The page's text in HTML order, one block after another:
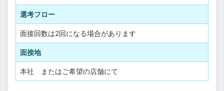
選考フロー
面接回数は2回になる場合があります
面接地
本社 またはご希望の店舗にて